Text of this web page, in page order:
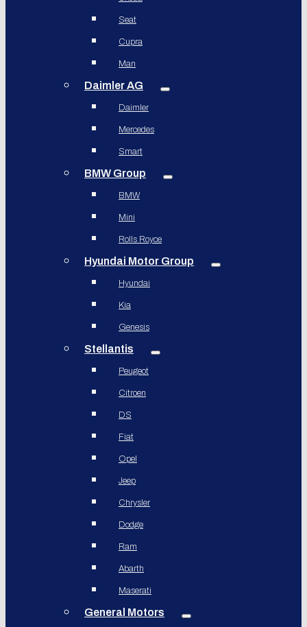
Seat
Cupra
Man
Daimler AG
Daimler
Mercedes
Smart
BMW Group
BMW
Mini
Rolls Royce
Hyundai Motor Group
Hyundai
Kia
Genesis
Stellantis
Peugeot
Citroen
DS
Fiat
Opel
Jeep
Chrysler
Dodge
Ram
Abarth
Maserati
General Motors